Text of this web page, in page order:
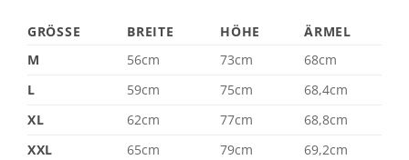
GRÖSSE BREITE HÖHE
ÄRMEL
M
56cm 73cm
68cm
L
59cm 75cm
68,4cm
XL
62cm 77cm
68,8cm
XXL
65cm 79cm
69,2cm